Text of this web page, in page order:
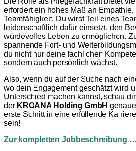
erfordert ein hohes Maß an
Teamfähigkeit. Du wirst Teil eines
leidenschaftlich dafür einsetzt, den
würdevolles Leben zu ermöglichen.
spannende Fort- und
du nicht nur deine fachlichen
sondern auch persönlich wächst.
Also, wenn du auf der Suche nach
wo dein Engagement geschätzt wird
Unterschied machen kannst, schau
der KROANA Holding GmbH
erste Schritt in eine erfüllende
sein!
Zur kompletten Jobbeschreibung